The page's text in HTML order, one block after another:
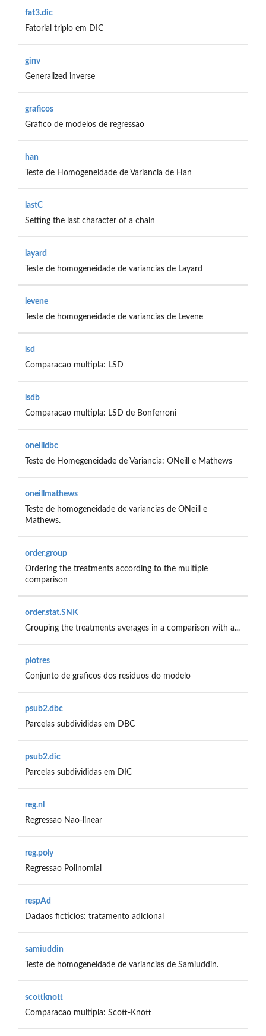
fat3.dic
Fatorial triplo em DIC
ginv
Generalized inverse
graficos
Grafico de modelos de regressao
han
Teste de Homogeneidade de Variancia de Han
lastC
Setting the last character of a chain
layard
Teste de homogeneidade de variancias de Layard
levene
Teste de homogeneidade de variancias de Levene
lsd
Comparacao multipla: LSD
lsdb
Comparacao multipla: LSD de Bonferroni
oneilldbc
Teste de Homegeneidade de Variancia: ONeill e Mathews
oneillmathews
Teste de homogeneidade de variancias de ONeill e
Mathews.
order.group
Ordering the treatments according to the multiple
comparison
order.stat.SNK
Grouping the treatments averages in a comparison with a...
plotres
Conjunto de graficos dos residuos do modelo
psub2.dbc
Parcelas subdivididas em DBC
psub2.dic
Parcelas subdivididas em DIC
reg.nl
Regressao Nao-linear
reg.poly
Regressao Polinomial
respAd
Dadaos ficticios: tratamento adicional
samiuddin
Teste de homogeneidade de variancias de Samiuddin.
scottknott
Comparacao multipla: Scott-Knott